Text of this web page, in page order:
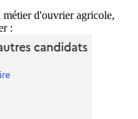
métier d'ouvrier agricole,
: